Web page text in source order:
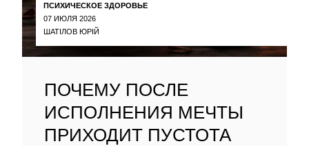
ПСИХИЧЕСКОЕ ЗДОРОВЬЕ
07 ИЮЛЯ 2026
ШАТІЛОВ ЮРІЙ
ПОЧЕМУ ПОСЛЕ
ИСПОЛНЕНИЯ МЕЧТЫ
ПРИХОДИТ ПУСТОТА